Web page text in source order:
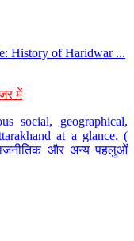
History of Haridwar ...
में
social, geographical,
at a glance. (
और अन्य पहलुओं